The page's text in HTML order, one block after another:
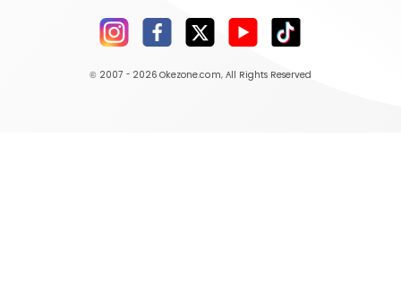
© 2007 - 2026 Okezone.com, All Rights Reserved